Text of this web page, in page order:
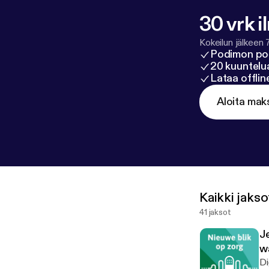
30 vrk
Kokeilun jälkeen
Podimon
20
Lataa
Aloita
Kaikki
41 jaksot